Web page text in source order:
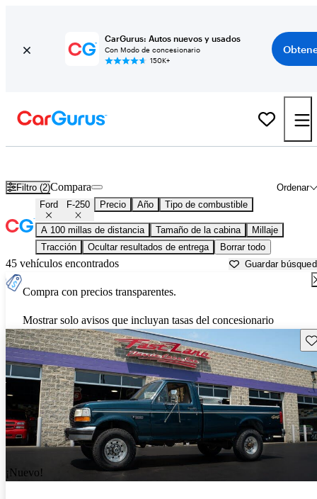
CarGurus: Autos nuevos y usados
Con Modo de concesionario
150K+
Filtro (2) Ordenar
Compara
Ford F-250 Precio Año Tipo de combustible
A 100 millas de distancia Tamaño de la cabina
Millaje
Tracción
Ocultar resultados de entrega Borrar todo
45 vehículos encontrados Guardar
Compra con precios transparentes.
Mostrar solo avisos que incluyan tasas del concesionario
¡Nuevo!